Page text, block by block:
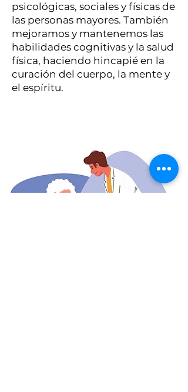
psicológicas, sociales y físicas de
las personas mayores. También
mejoramos y mantenemos las
habilidades cognitivas y la salud
física, haciendo hincapié en la
curación del cuerpo, la mente y
el espíritu.